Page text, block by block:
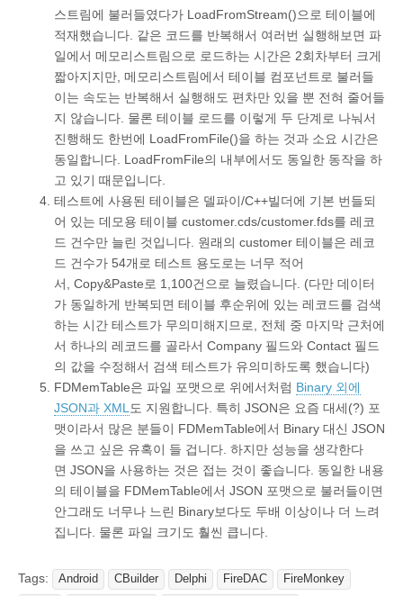
스트림에 불러들였다가 LoadFromStream()으로 테이블에
적재했습니다. 같은 코드를 반복해서 여러번 실행해보면 파
일에서 메모리스트림으로 로드하는 시간은 2회차부터 크게
짧아지지만, 메모리스트림에서 테이블 컴포넌트로 불러들
이는 속도는 반복해서 실행해도 편차만 있을 뿐 전혀 줄어들
지 않습니다. 물론 테이블 로드를 이렇게 두 단계로 나눠서
진행해도 한번에 LoadFromFile()을 하는 것과 소요 시간은
동일합니다. LoadFromFile의 내부에서도 동일한 동작을 하
고 있기 때문입니다.
테스트에 사용된 테이블은 델파이/C++빌더에 기본 번들되
어 있는 데모용 테이블 customer.cds/customer.fds를 레코
드 건수만 늘린 것입니다. 원래의 customer 테이블은 레코
드 건수가 54개로 테스트 용도로는 너무 적어
서, Copy&Paste로 1,100건으로 늘렸습니다. (다만 데이터
가 동일하게 반복되면 테이블 후순위에 있는 레코드를 검색
하는 시간 테스트가 무의미해지므로, 전체 중 마지막 근처에
서 하나의 레코드를 골라서 Company 필드와 Contact 필드
의 값을 수정해서 검색 테스트가 유의미하도록 했습니다)
FDMemTable은 파일 포맷으로 위에서처럼 Binary 외에
JSON과 XML 도 지원합니다. 특히 JSON은 요즘 대세(?) 포
맷이라서 많은 분들이 FDMemTable에서 Binary 대신 JSON
을 쓰고 싶은 유혹이 들 겁니다. 하지만 성능을 생각한다
면 JSON을 사용하는 것은 접는 것이 좋습니다. 동일한 내용
의 테이블을 FDMemTable에서 JSON 포맷으로 불러들이면
안그래도 너무나 느린 Binary보다도 두배 이상이나 더 느려
집니다. 물론 파일 크기도 훨씬 큽니다.
Tags: Android CBuilder Delphi FireDAC
FireMonkey